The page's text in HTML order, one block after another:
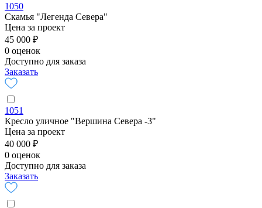
1050
Скамья "Легенда Севера"
Цена за проект
45 000 ₽
0 оценок
Доступно для заказа
Заказать
1051
Кресло уличное "Вершина Севера -3"
Цена за проект
40 000 ₽
0 оценок
Доступно для заказа
Заказать